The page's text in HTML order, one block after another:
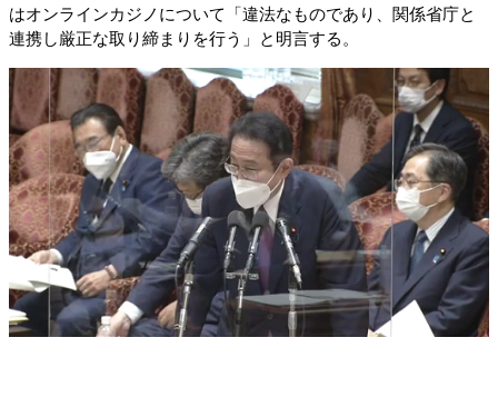
はオンラインカジノについて「違法なものであり、関係省庁と
連携し厳正な取り締まりを行う」と明言する。